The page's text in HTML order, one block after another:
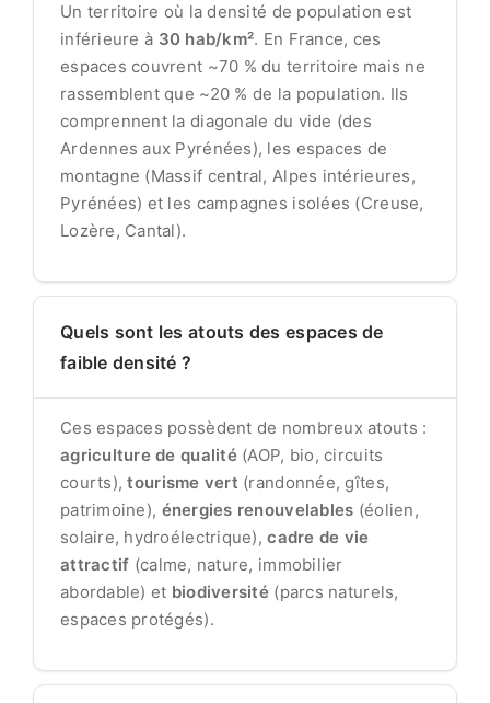
Un territoire où la densité de population est
inférieure à 30 hab/km². En France, ces
espaces couvrent ~70 % du territoire mais ne
rassemblent que ~20 % de la population. Ils
comprennent la diagonale du vide (des
Ardennes aux Pyrénées), les espaces de
montagne (Massif central, Alpes intérieures,
Pyrénées) et les campagnes isolées (Creuse,
Lozère, Cantal).
Quels sont les atouts des espaces de
faible densité ?
Ces espaces possèdent de nombreux atouts :
agriculture de qualité(AOP, bio, circuits
courts),tourisme vert (randonnée, gîtes,
patrimoine), énergies renouvelables (éolien,
solaire, hydroélectrique),cadre de vie
attractif (calme, nature, immobilier
abordable) et biodiversité (parcs naturels,
espaces protégés).